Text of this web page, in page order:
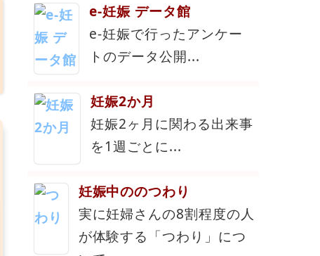
e-妊娠 データ館
e-妊娠で行ったアンケー
トのデータ公開...
妊娠2か月
妊娠2ヶ月に関わる出来事
を1週ごとに...
妊娠中ののつわり
実に妊婦さんの8割程度の人
が体験する「つわり」につ